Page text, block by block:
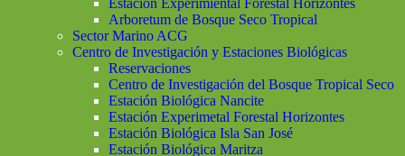
Estación Experimiental Forestal Horizontes
Arboretum de Bosque Seco Tropical
Sector Marino ACG
Centro de Investigación y Estaciones Biológicas
Reservaciones
Centro de Investigación del Bosque Tropical Seco
Estación Biológica Nancite
Estación Experimetal Forestal Horizontes
Estación Biológica Isla San José
Estación Biológica Maritza